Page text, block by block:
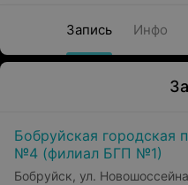
Запись Инфо
Бобруйская городская
№4 (филиал БГП №1)
Бобруйск, ул.